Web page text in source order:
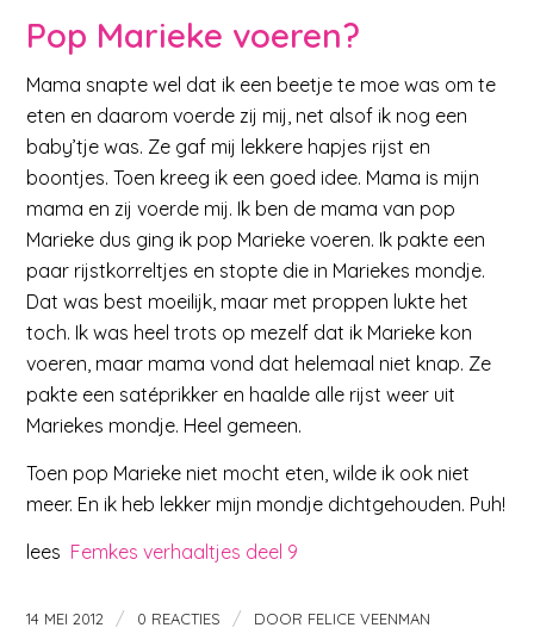
Pop Marieke voeren?
Mama snapte wel dat ik een beetje te moe was om te
eten en daarom voerde zij mij, net alsof ik nog een
baby’tje was. Ze gaf mij lekkere hapjes rijst en
boontjes. Toen kreeg ik een goed idee. Mama is mijn
mama en zij voerde mij. Ik ben de mama van pop
Marieke dus ging ik pop Marieke voeren. Ik pakte een
paar rijstkorreltjes en stopte die in Mariekes mondje.
Dat was best moeilijk, maar met proppen lukte het
toch. Ik was heel trots op mezelf dat ik Marieke kon
voeren, maar mama vond dat helemaal niet knap. Ze
pakte een satéprikker en haalde alle rijst weer uit
Mariekes mondje. Heel gemeen.
Toen pop Marieke niet mocht eten, wilde ik ook niet
meer. En ik heb lekker mijn mondje dichtgehouden. Puh!
lees Femkes verhaaltjes deel 9
14 MEI 2012 / 0 REACTIES / DOOR FELICE VEENMAN